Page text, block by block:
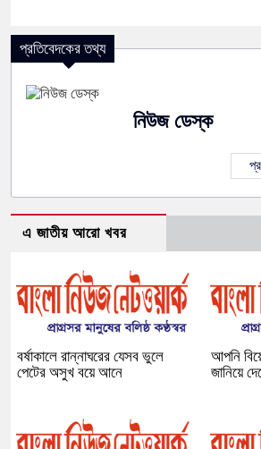
প্রতিবেদকের তথ্য
নিউজ ডেস্ক
এ জাতীয় আরো খবর
বর্ষাকালে রান্নাঘরের যেসব ভুলে
পেটের অসুখ বয়ে আনে
আপনি
জানিয়ে